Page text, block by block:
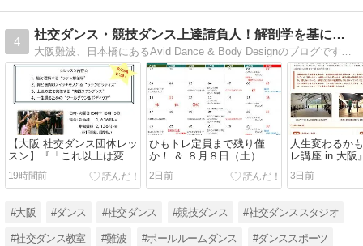
4
社交ダンス・競技ダンス上達請負人！解剖学を基にしたレッスン♪
大阪難波、日本橋にあるAvid Dance & Body Designのブログです。スタジオのこと、レッスンのこと、ダンス上達に役立つヒントなどを書いています♪
【大阪 社交ダンス団体レッ
スン】『「これ以上は変わ
らない」を突破する！から
だの仕組みで紐解くラテン
上達塾』８月２５日（火）
に開講！！！
19時間前
ひもトレ定員まで残り僅
か！ ＆ ８月８日（土）か
ら１２日（水）までお盆休
みとなりますm(_ _)m
2日前
人生変わるか
レ講座 in 大阪
「正解」を手
あなた本来の
スが動き出す
外の方のお申
3日前
#大阪 #ダンス #社交ダンス #競技ダンス #社交ダンススタジオ
#社交ダンス教室 #難波 #ボールルームダンス #ダンススポーツ